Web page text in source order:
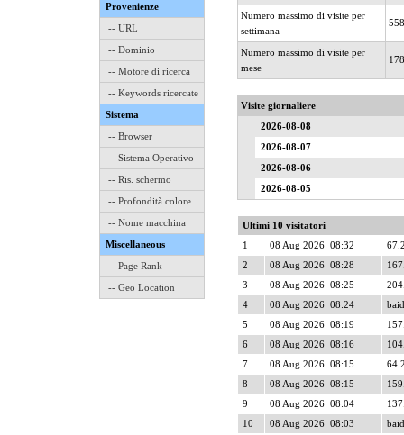
Provenienze
-- URL
-- Dominio
-- Motore di ricerca
-- Keywords ricercate
Sistema
-- Browser
-- Sistema Operativo
-- Ris. schermo
-- Profondità colore
-- Nome macchina
Miscellaneous
-- Page Rank
-- Geo Location
Numero massimo di visite per
settimana
Numero massimo di visite per
mese
Visite giornaliere
2026-08-08
2026-08-07
2026-08-06
2026-08-05
Ultimi 10 visitatori
1
08 Aug 2026 08:32
2
08 Aug 2026 08:28
3
08 Aug 2026 08:25
4
08 Aug 2026 08:24
5
08 Aug 2026 08:19
6
08 Aug 2026 08:16
7
08 Aug 2026 08:15
8
08 Aug 2026 08:15
9
08 Aug 2026 08:04
10
08 Aug 2026 08:03